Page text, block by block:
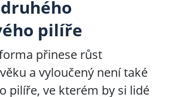
pilíře
přinese růst
a vyloučený není také
pilíře, ve kterém by si lidé